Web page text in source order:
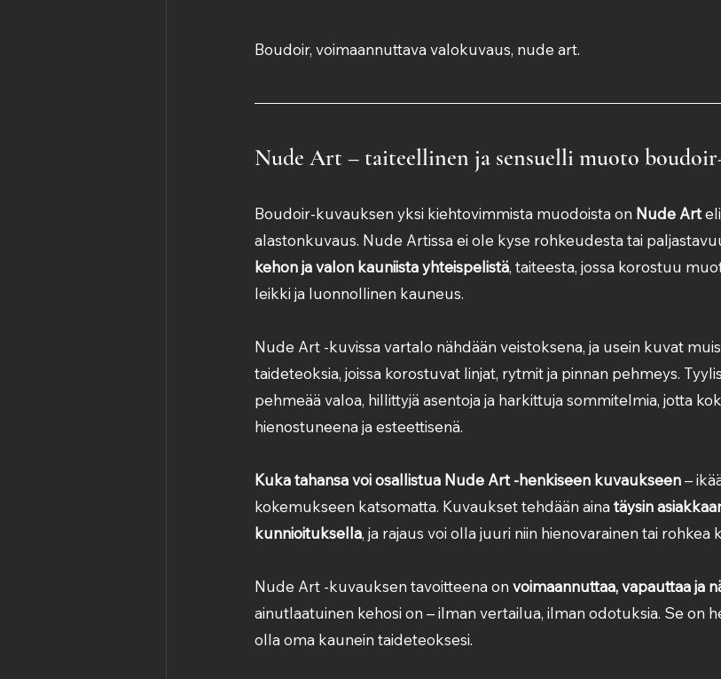
Boudoir, voimaannuttava valokuvaus, nude art.
Nude Art – taiteellinen ja sensuelli muoto
Boudoir-kuvauksen yksi kiehtovimmista muodoista on Nude Art
alastonkuvaus. Nude Artissa ei ole kyse rohkeudesta tai
kehon ja valon kauniista yhteispelistä, taiteesta, jossa korostuu
leikki ja luonnollinen kauneus.
Nude Art -kuvissa vartalo nähdään veistoksena, ja usein kuvat
taideteoksia, joissa korostuvat linjat, rytmit ja pinnan pehmeys.
pehmeää valoa, hillittyjä asentoja ja harkittuja sommitelmia, jotta
hienostuneena ja esteettisenä.
Kuka tahansa voi osallistua Nude Art -henkiseen kuvaukseen –
kokemukseen katsomatta. Kuvaukset tehdään aina täysin
kunnioituksella, ja rajaus voi olla juuri niin hienovarainen tai rohkea
Nude Art -kuvauksen tavoitteena on voimaannuttaa, vapauttaa ja
ainutlaatuinen kehosi on – ilman vertailua, ilman odotuksia. Se on
olla oma kaunein taideteoksesi.